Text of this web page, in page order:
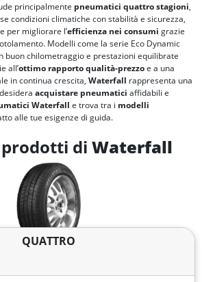
principalmente pneumatici quattro stagioni,
condizioni climatiche con stabilità e sicurezza,
per migliorare l’efficienza nei consumi grazie
Modelli come la serie Eco Dynamic
buon chilometraggio e prestazioni equilibrate
all’ottimo rapporto qualità-prezzoe a una
in continua crescita, Waterfall rappresenta una
acquistare pneumatici affidabili e
Waterfall e trova tra i modelli
alle tue esigenze di guida.
di Waterfall
QUATTRO